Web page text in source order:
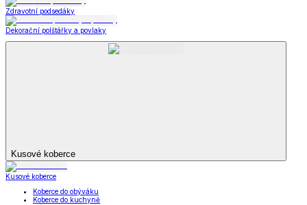
Zdravotní podsedáky
Dekorační polštářky a povlaky
Kusové koberce
Kusové koberce
Koberce do obýváku
Koberce do kuchyně